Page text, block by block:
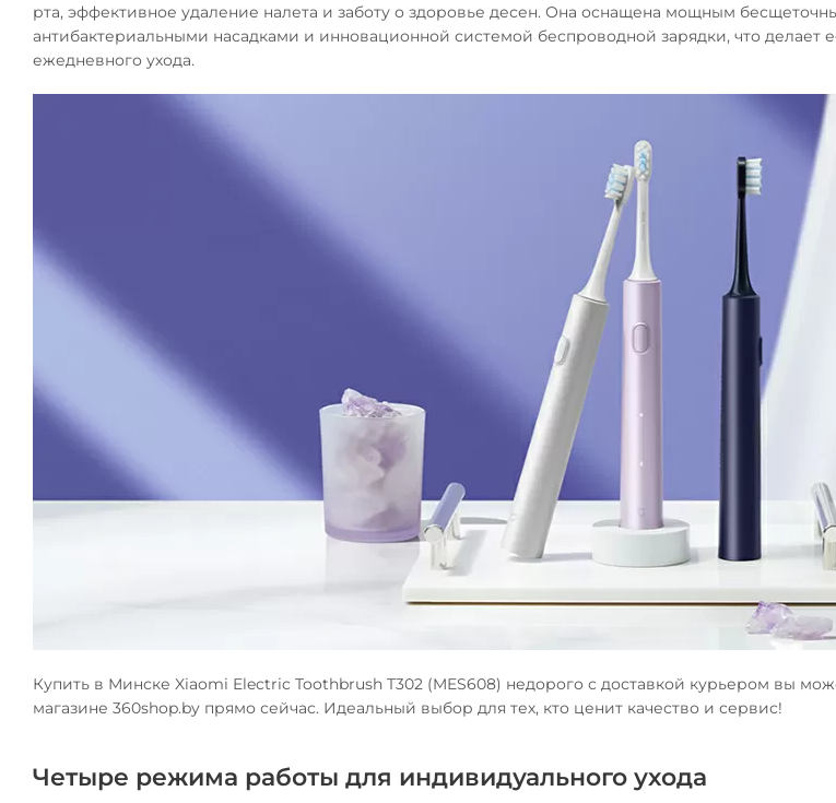
рта, эффективное удаление налета и заботу о здоровье десен. Она оснащена мощным
антибактериальными насадками и инновационной системой беспроводной зарядки, что делает
ежедневного ухода.
Купить в Минске Xiaomi Electric Toothbrush T302 (MES608) недорого с доставкой курьером вы
магазине 360shop.by прямо сейчас. Идеальный выбор для тех, кто ценит качество и сервис!
Четыре режима работы для индивидуального ухода